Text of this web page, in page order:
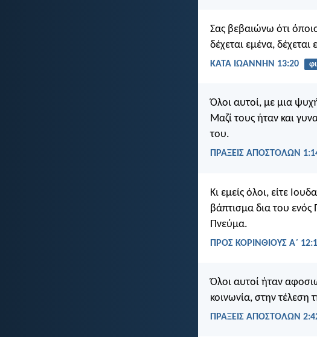
Σας βεβαιώνω ότι
δέχεται εμένα, δέχεται
ΚΑΤΑ ΙΩΑΝΝΗΝ 13:20
Όλοι αυτοί, με μια
Μαζί τους ήταν και
του.
ΠΡΑΞΕΙΣ ΑΠΟΣΤΟΛΩΝ
Κι εμείς όλοι, είτε
βάπτισμα δια του ενός
Πνεύμα.
ΠΡΟΣ ΚΟΡΙΝΘΙΟΥΣ Α΄
Όλοι αυτοί ήταν
κοινωνία, στην τέλεση
ΠΡΑΞΕΙΣ ΑΠΟΣΤΟΛΩΝ